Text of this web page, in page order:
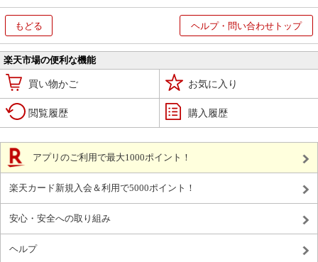
もどる ヘルプ・問い合わせトップ
楽天市場の便利な機能
買い物かご お気に入り
閲覧履歴 購入履歴
アプリのご利用で最大1000ポイント！
楽天カード新規入会＆利用で5000ポイント！
安心・安全への取り組み
ヘルプ